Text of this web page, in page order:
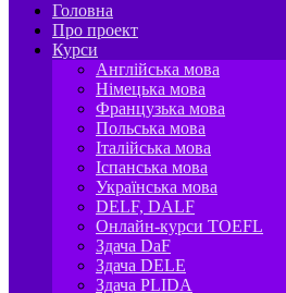
Головна
Про проект
Курси
Англійська мова
Німецька мова
Французька мова
Польська мова
Італійська мова
Іспанська мова
Українська мова
DELF, DALF
Онлайн-курси TOEFL
Здача DaF
Здача DELE
Здача PLIDA